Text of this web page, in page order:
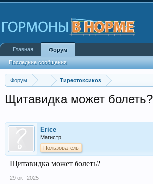
Форум Тиреотоксикоз
Щитавидка может болеть?
Erice
Магистр
Пользователь
Щитавидка может болеть?
29 окт 2025
Главная Форум
Последние сообщения